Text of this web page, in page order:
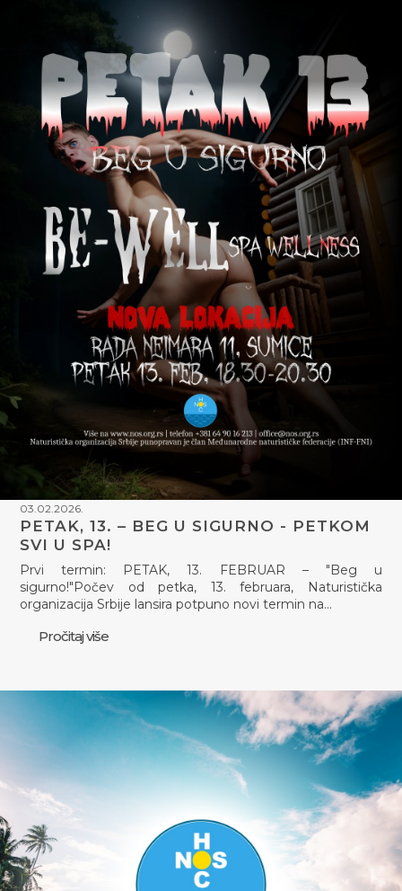
03.02.2026.
PETAK, 13. – BEG U SIGURNO - PETKOM
SVI U SPA!
Prvi termin: PETAK, 13. FEBRUAR – "Beg u
sigurno!"Počev od petka, 13. februara, Naturistička
organizacija Srbije lansira potpuno novi termin na…
Pročitaj više